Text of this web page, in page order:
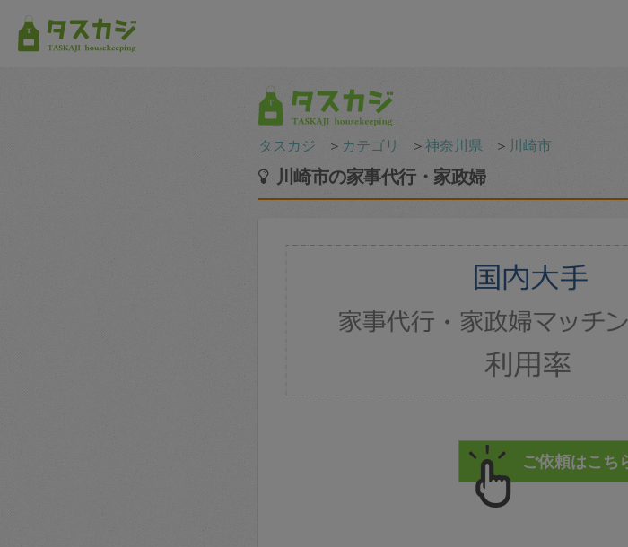
タスカジ ＞ カテゴリ ＞神奈川県 ＞ 川崎市
川崎市の家事代行・家政婦